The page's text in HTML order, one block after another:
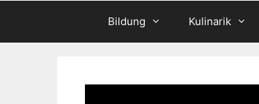
Bildung Kulinarik